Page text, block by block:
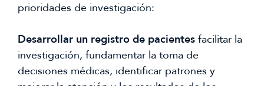
prioridades de investigación:
Desarrollar un registro de pacientes facilitar la
investigación, fundamentar la toma de
decisiones médicas, identificar patrones y